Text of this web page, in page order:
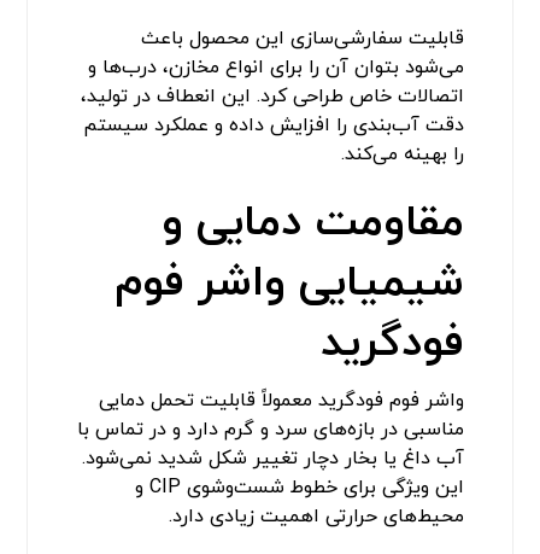
قابلیت سفارشی‌سازی این محصول باعث
می‌شود بتوان آن را برای انواع مخازن، درب‌ها و
اتصالات خاص طراحی کرد. این انعطاف در تولید،
دقت آب‌بندی را افزایش داده و عملکرد سیستم
را بهینه می‌کند.
مقاومت دمایی و
شیمیایی واشر فوم
فودگرید
واشر فوم فودگرید معمولاً قابلیت تحمل دمایی
مناسبی در بازه‌های سرد و گرم دارد و در تماس با
آب داغ یا بخار دچار تغییر شکل شدید نمی‌شود.
این ویژگی برای خطوط شست‌وشوی CIP و
محیط‌های حرارتی اهمیت زیادی دارد.